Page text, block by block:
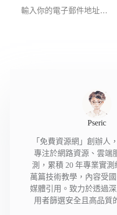
Pseric
「免費資源網」創辦人
專注於網路資源、雲端
測，累積 20 年專業實
萬篇技術教學，內容受
媒體引用。致力於透過
用者篩選安全且高品質